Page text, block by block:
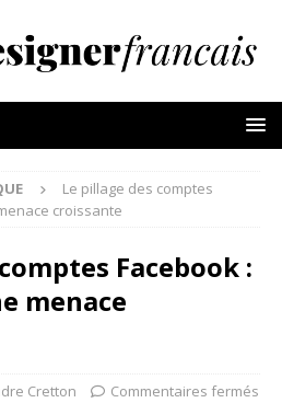
Le pillage des comptes
croissante
Facebook :
menace
Cretton Commentaires fermés